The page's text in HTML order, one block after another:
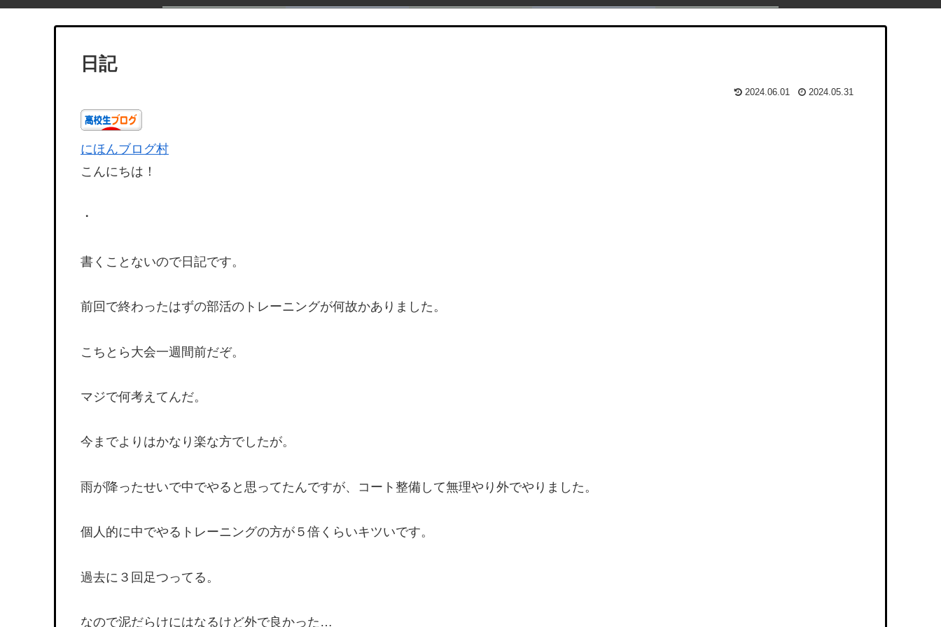
日記
2024.06.01 2024.05.31
にほんブログ村
こんにちは！
・
書くことないので日記です。
前回で終わったはずの部活のトレーニングが何故かありました。
こちとら大会一週間前だぞ。
マジで何考えてんだ。
今までよりはかなり楽な方でしたが。
雨が降ったせいで中でやると思ってたんですが、コート整備して無理やり外でやりました。
個人的に中でやるトレーニングの方が５倍くらいキツいです。
過去に３回足つってる。
なので泥だらけにはなるけど外で良かった…